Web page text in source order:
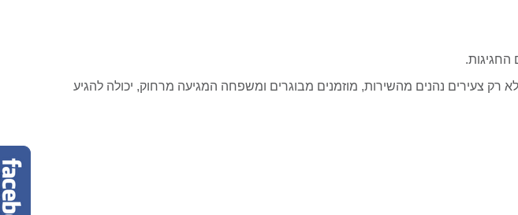
החגיגות.
צעירים נהנים מהשירות, מוזמנים מבוגרים ומשפחה המגיעה מרחוק, יכולה להגיע